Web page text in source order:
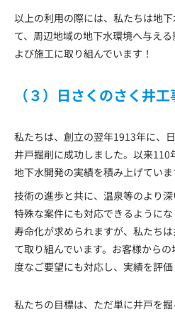
以上の利用の際には、私たちは地
て、周辺地域の地下水環境へ与え
よび施工に取り組んでいます！
（３）日さくのさく井
私たちは、創立の翌年1913年に、
井戸掘削に成功しました。以来110
地下水開発の実績を積み上げていま
技術の進歩と共に、温泉等のより
特殊な案件にも対応できるように
寿命化が求められますが、私たち
て取り組んでいます。お客様から
度なご要望にも対応し、実績を評価
私たちの目標は、ただ単に井戸を